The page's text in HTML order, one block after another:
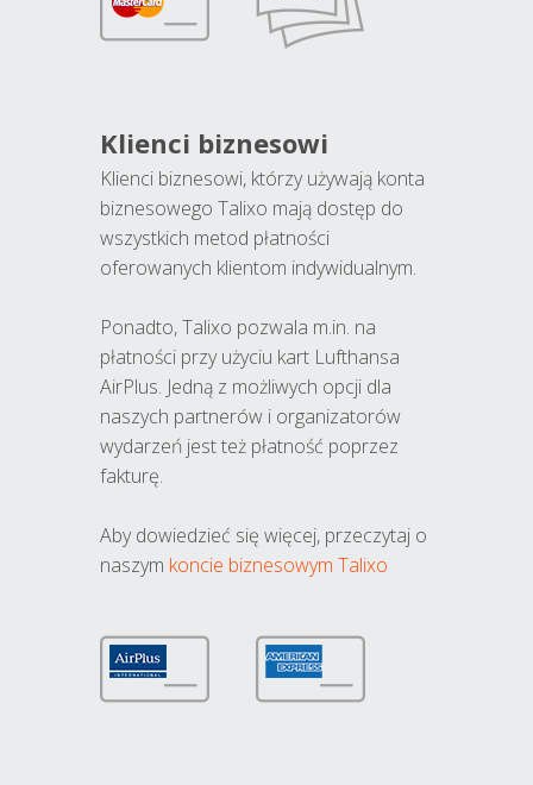
Klienci biznesowi
Klienci biznesowi, którzy używają konta
biznesowego Talixo mają dostęp do
wszystkich metod płatności
oferowanych klientom indywidualnym.
Ponadto, Talixo pozwala m.in. na
płatności przy użyciu kart Lufthansa
AirPlus. Jedną z możliwych opcji dla
naszych partnerów i organizatorów
wydarzeń jest też płatność poprzez
fakturę.
Aby dowiedzieć się więcej, przeczytaj o
naszym koncie biznesowym Talixo